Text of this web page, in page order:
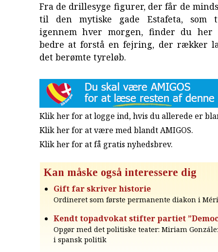
Fra de drillesyge figurer, der får de
til den mytiske gade Estafeta, som
igennem hver morgen, finder du
bedre at forstå en fejring, der rækker
det berømte tyreløb.
Klik her for at logge ind, hvis du allerede er
Klik her for at være med blandt AMIGOS.
Klik her for at få gratis nyhedsbrev.
Kan måske også interessere dig
Gift far skriver historie
Ordineret som første permanente diakon i
Kendt topadvokat stifter partiet
Opgør med det politiske teater: Miriam
i spansk politik